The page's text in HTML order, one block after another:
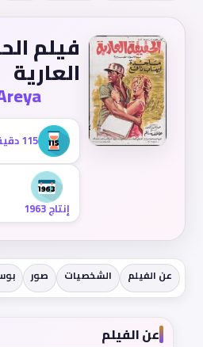
فيلم
العارية
115 دقيقة
إنتاج 1963
عن الفيلم الشخصيات صور
عن الفيلم